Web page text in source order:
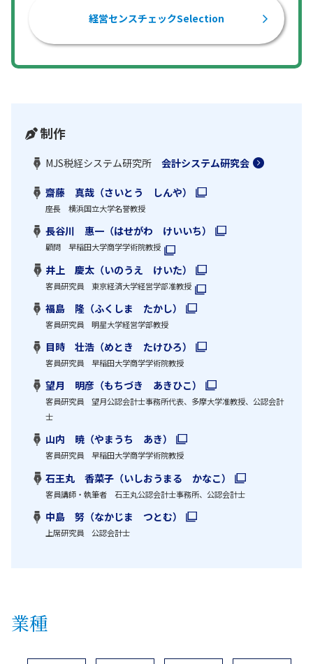
経営センスチェックSelection
制作
MJS税経システム研究所 会計システム研究会
齋藤 真哉（さいとう しんや）
座長 横浜国立大学名誉教授
長谷川 惠一（はせがわ けいいち）
顧問 早稲田大学商学学術院教授
井上 慶太（いのうえ けいた）
客員研究員 東京経済大学経営学部准教授
福島 隆（ふくしま たかし）
客員研究員 明星大学経営学部教授
目時 壮浩（めとき たけひろ）
客員研究員 早稲田大学商学学術院教授
望月 明彦（もちづき あきひこ）
客員研究員 望月公認会計士事務所代表、多摩大学准教授、公認会計
士
山内 暁（やまうち あき）
客員研究員 早稲田大学商学学術院教授
石王丸 香菜子（いしおうまる かなこ）
客員講師・執筆者 石王丸公認会計士事務所、公認会計士
中島 努（なかじま つとむ）
上席研究員 公認会計士
業種